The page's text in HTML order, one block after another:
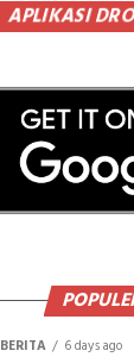
APLIKASI
BERITA 6 days ago